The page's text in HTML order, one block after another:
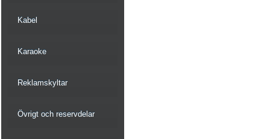
Kabel
Karaoke
Reklamskyltar
Övrigt och reservdelar